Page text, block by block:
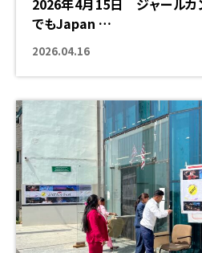
2026年4月15日 ジャールカ
でもJapan …
2026.04.16